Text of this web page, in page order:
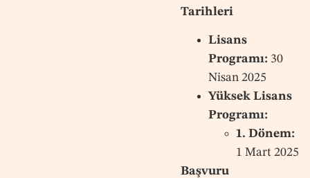
Tarihleri
Lisans
Programı: 30
Nisan 2025
Yüksek Lisans
Programı:
1. Dönem:
1 Mart 2025
Başvuru